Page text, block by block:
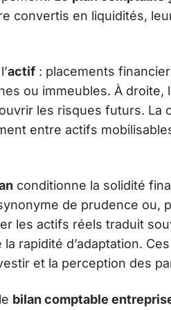
convertis en liquidités,
actif : placements
ou immeubles. À droite,
les risques futurs. La
entre actifs
conditionne la solidité
de prudence ou,
les actifs réels traduit
rapidité d’adaptation.
et la perception des
bilan comptable